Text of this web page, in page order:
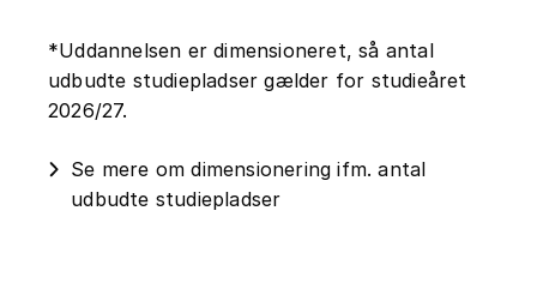
*Uddannelsen er dimensioneret, så antal
udbudte studiepladser gælder for studieåret
2026/27.
Se mere om dimensionering ifm. antal
udbudte studiepladser